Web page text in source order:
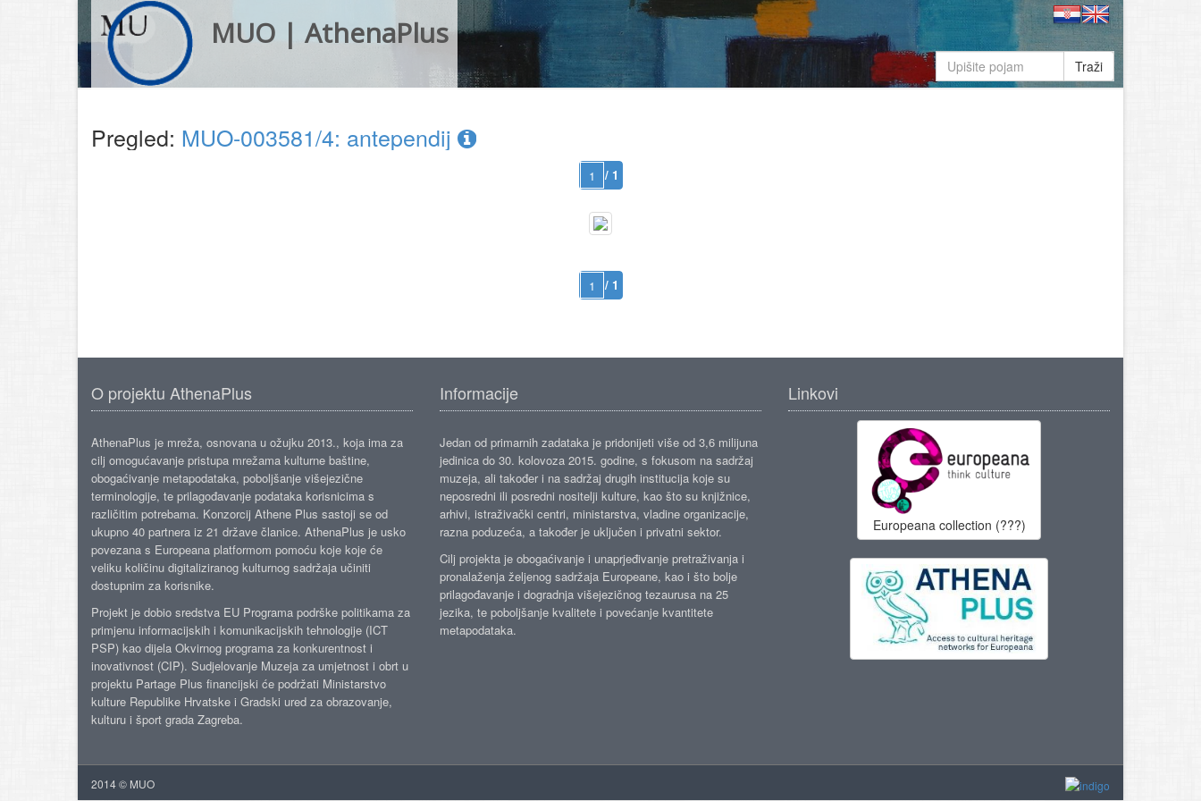
MUO | AthenaPlus
Traži
Pregled: MUO-003581/4: antependij
/ 1
/ 1
O projektu AthenaPlus
AthenaPlus je mreža, osnovana u ožujku 2013., koja ima za
cilj omogućavanje pristupa mrežama kulturne baštine,
obogaćivanje metapodataka, poboljšanje višejezične
terminologije, te prilagođavanje podataka korisnicima s
različitim potrebama. Konzorcij Athene Plus sastoji se od
ukupno 40 partnera iz 21 države članice. AthenaPlus je usko
povezana s Europeana platformom pomoću koje koje će
veliku količinu digitaliziranog kulturnog sadržaja učiniti
dostupnim za korisnike.
Projekt je dobio sredstva EU Programa podrške politikama za
primjenu informacijskih i komunikacijskih tehnologije (ICT
PSP) kao dijela Okvirnog programa za konkurentnost i
inovativnost (CIP). Sudjelovanje Muzeja za umjetnost i obrt u
projektu Partage Plus financijski će podržati Ministarstvo
kulture Republike Hrvatske i Gradski ured za obrazovanje,
kulturu i šport grada Zagreba.
Informacije
Jedan od primarnih zadataka je pridonijeti više od 3,6 milijuna
jedinica do 30. kolovoza 2015. godine, s fokusom na sadržaj
muzeja, ali također i na sadržaj drugih institucija koje su
neposredni ili posredni nositelji kulture, kao što su knjižnice,
arhivi, istraživački centri, ministarstva, vladine organizacije,
razna poduzeća, a također je uključen i privatni sektor.
Cilj projekta je obogaćivanje i unaprjeđivanje pretraživanja i
pronalaženja željenog sadržaja Europeane, kao i što bolje
prilagođavanje i dogradnja višejezičnog tezaurusa na 25
jezika, te poboljšanje kvalitete i povećanje kvantitete
metapodataka.
Linkovi
Europeana collection (???)
2014 © MUO